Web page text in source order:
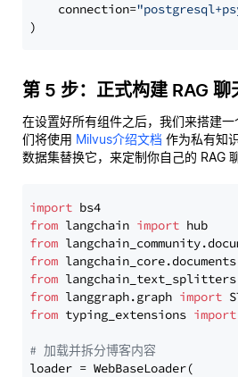
    connection=
第 5 步：正式构建 RAG 聊
在设置好所有组件之后，我们来搭建
们将使用 Milvus介绍文档 作为私有知
数据集替换它，来定制你自己的 RAG
import
from langchain import
from
from langchain_core.documents
from langchain_text_splitters
from langgraph.graph import
from typing_extensions import
# 加载并拆分博客内容
loader = WebBaseLoader(